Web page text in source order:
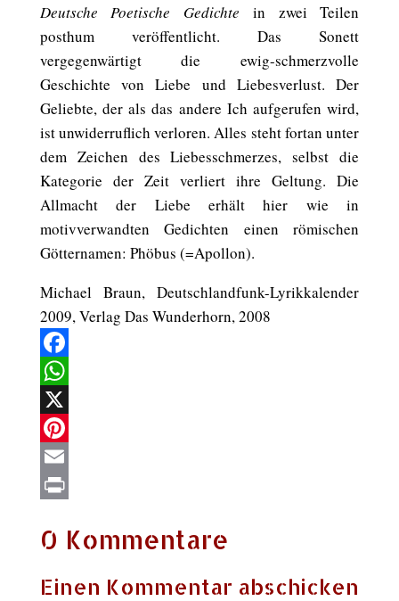
Deutsche Poetische Gedichte in zwei Teilen
posthum veröffentlicht. Das Sonett
vergegenwärtigt die ewig-schmerzvolle
Geschichte von Liebe und Liebesverlust. Der
Geliebte, der als das andere Ich aufgerufen wird,
ist unwiderruflich verloren. Alles steht fortan unter
dem Zeichen des Liebesschmerzes, selbst die
Kategorie der Zeit verliert ihre Geltung. Die
Allmacht der Liebe erhält hier wie in
motivverwandten Gedichten einen römischen
Götternamen: Phöbus (=Apollon).
Michael Braun, Deutschlandfunk-Lyrikkalender
2009, Verlag Das Wunderhorn, 2008
Facebook
WhatsApp
X
Pinterest
Email
0 Kommentare
Einen Kommentar abschicken